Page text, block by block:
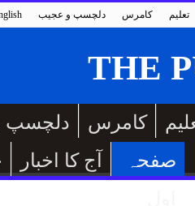
دلچسپ و عجیب کامرس تعلیم
دلچسپ کامرس
آج کا اخبار
صفحہ